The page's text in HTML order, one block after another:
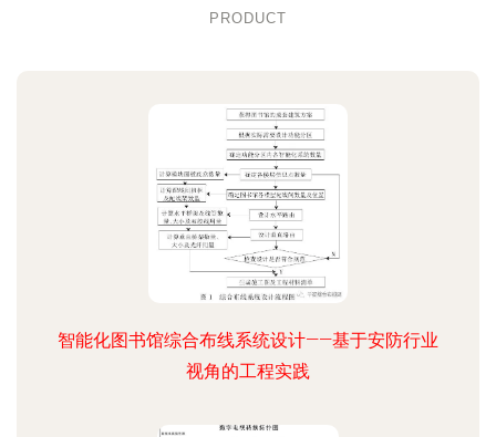
PRODUCT
智能化图书馆综合布线系统设计——基于安防行业
视角的工程实践